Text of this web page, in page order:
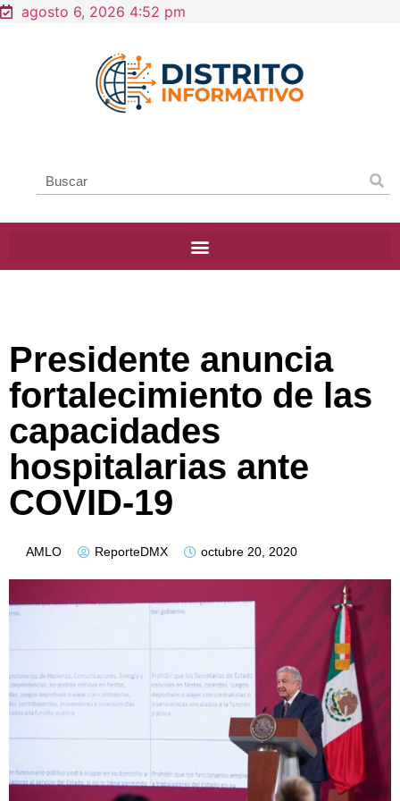
agosto 6, 2026 4:52 pm
Presidente anuncia
fortalecimiento de las
capacidades
hospitalarias ante
COVID-19
AMLO ReporteDMX octubre 20, 2020